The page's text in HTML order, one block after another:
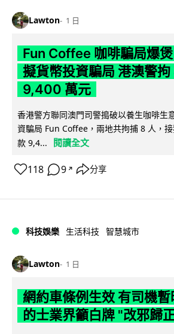
Lawton 1 日
Fun Coffee 咖啡騙局爆
擬貨幣投資騙局 港澳警
9,400 萬元
香港警方聯同澳門司警搗破以養生咖啡生
資騙局 Fun Coffee，兩地共拘捕 8 人，
款 9,4...
閱讀全文
118 9 ↗ 分享
科技娛樂 生活科技 智慧城市
Lawton 1 日
網約車條例生效 有司機
的士業界籲白牌 "改邪歸